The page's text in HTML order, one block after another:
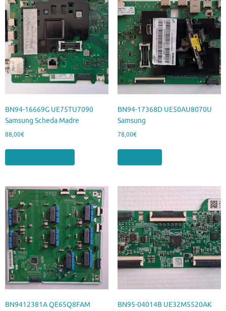
BN94-16669G UE75TU7090
Samsung Scheda Madre
88,00€
BN94-17368D UE50AU8070U
Samsung
78,00€
BN9412381A QE65Q8FAM
BN95-04014B UE32M5520AK